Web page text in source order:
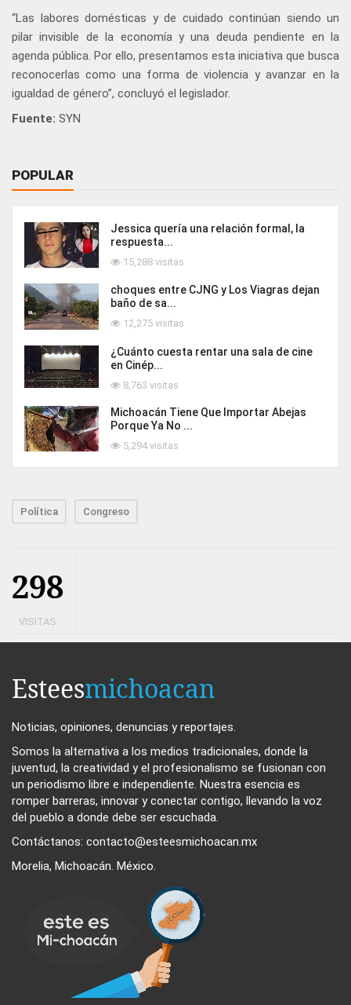
“Las labores domésticas y de cuidado continúan siendo un
pilar invisible de la economía y una deuda pendiente en la
agenda pública. Por ello, presentamos esta iniciativa que busca
reconocerlas como una forma de violencia y avanzar en la
igualdad de género”, concluyó el legislador.
Fuente: SYN
POPULAR
Jessica quería una relación formal, la
respuesta...
15,288 visitas
choques entre CJNG y Los Viagras dejan
baño de sa...
12,275 visitas
¿Cuánto cuesta rentar una sala de cine
en Cinép...
8,763 visitas
Michoacán Tiene Que Importar Abejas
Porque Ya No ...
5,294 visitas
Política Congreso
298
VISITAS
Esteesmichoacan
Noticias, opiniones, denuncias y reportajes.
Somos la alternativa a los medios tradicionales, donde la
juventud, la creatividad y el profesionalismo se fusionan con
un periodismo libre e independiente. Nuestra esencia es
romper barreras, innovar y conectar contigo, llevando la voz
del pueblo a donde debe ser escuchada.
Contáctanos: contacto@esteesmichoacan.mx
Morelia, Michoacán. México.